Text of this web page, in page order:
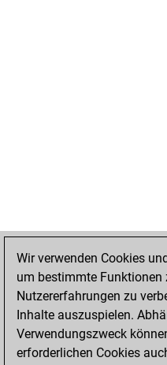
Wir verwenden Cookies
um bestimmte Funktionen
Nutzererfahrungen zu
Inhalte auszuspielen.
Verwendungszweck
erforderlichen Cookies